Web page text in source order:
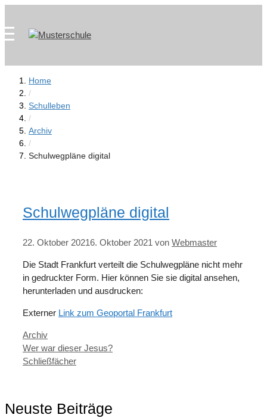
springen
content
Home
/
Schulleben
/
Archiv
/
Schulwegpläne digital
Schulwegpläne digital
22. Oktober 20216. Oktober 2021 von Webmaster
Die Stadt Frankfurt verteilt die Schulwegpläne nicht mehr
in gedruckter Form. Hier können Sie sie digital ansehen,
herunterladen und ausdrucken:
Externer Link zum Geoportal Frankfurt
Kategorien
Archiv
Wer war dieser Jesus?
Schließfächer
Neuste Beiträge